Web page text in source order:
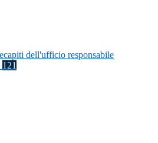
dell'ufficio responsabile
121